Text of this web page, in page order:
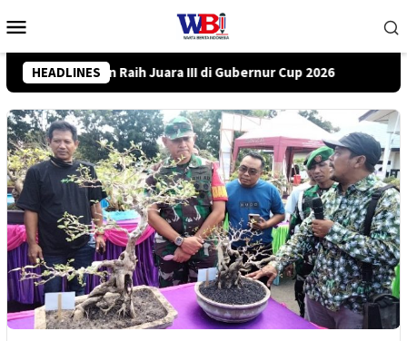
ke
Mobile
HEADLINES
2026 DPRD Tanah Bumbu Desak PLN Batulicin